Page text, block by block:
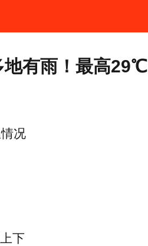
地有雨！最高29℃
况
下